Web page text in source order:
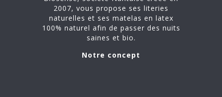
2007, vous propose ses literies
naturelles et ses matelas en latex
100% naturel afin de passer des nuits
saines et bio.
Notre concept